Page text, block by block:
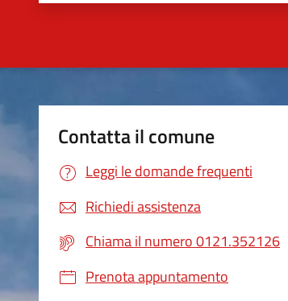
Contatta il comune
Leggi le domande frequenti
Richiedi assistenza
Chiama il numero 0121.352126
Prenota appuntamento